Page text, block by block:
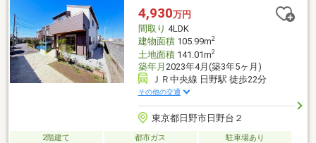
校 徒歩2分(約150m)・セブンイレブン八王子田島橋店 徒歩5分
(約400m)・スーパーアルプス宇津木台店 徒歩15分(約1200m)
4,930万円
間取り 4LDK
建物面積105.99m2
土地面積141.01m2
築年月 2023年4月(築3年5ヶ月)
ＪＲ中央線 日野駅 徒歩22分
その他の交通
東京都日野市日野台２
2階建て 都市ガス
駐車場あり